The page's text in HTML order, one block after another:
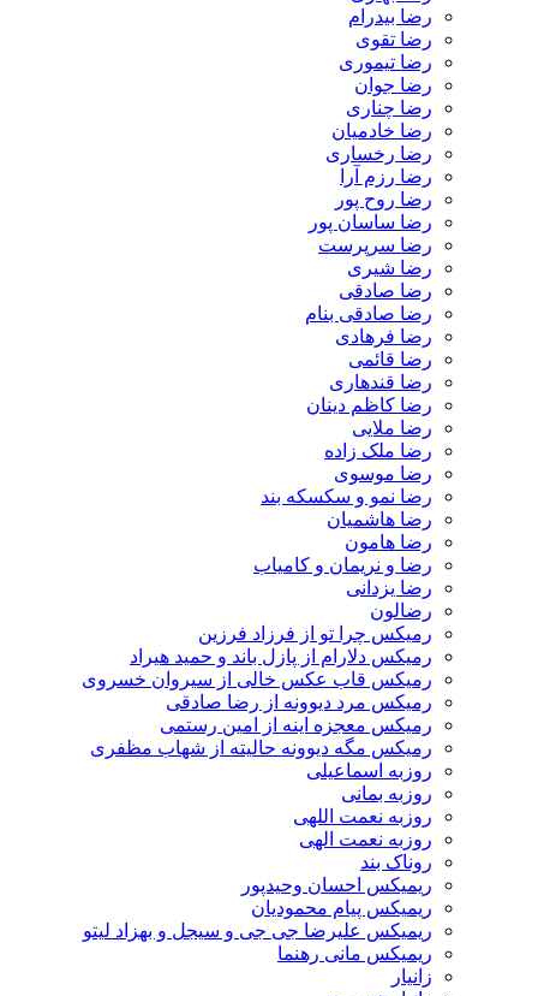
رضا بیدرام
رضا تقوی
رضا تیموری
رضا جوان
رضا چناری
رضا خادمیان
رضا رخساری
رضا رزم آرا
رضا روح پور
رضا ساسان پور
رضا سرپرست
رضا شیری
رضا صادقی
رضا صادقی بنام
رضا فرهادی
رضا قائمی
رضا قندهاری
رضا کاظم دینان
رضا ملایی
رضا ملک زاده
رضا موسوی
رضا نمو و سکسکه بند
رضا هاشمیان
رضا هامون
رضا و نریمان و کامیاب
رضا یزدانی
رضالون
رمیکس چرا تو از فرزاد فرزین
رمیکس دلارام از پازل باند و حمید هیراد
رمیکس قاب عکس خالی از سیروان خسروی
رمیکس مرد دیوونه از رضا صادقی
رمیکس معجزه اینه از امین رستمی
رمیکس مگه دیوونه حالیته از شهاب مظفری
روزبه اسماعیلی
روزبه بمانی
روزبه نعمت اللهی
روزبه نعمت الهی
روناک بند
ریمیکس احسان وحیدپور
ریمیکس پیام محمودیان
ریمیکس علیرضا جی جی و سیجل و بهزاد لیتو
ریمیکس مانی رهنما
زانیار